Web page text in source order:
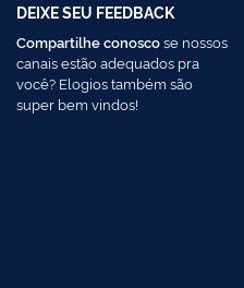
DEIXE SEU FEEDBACK
Compartilhe conoscose nossos
canais estão adequados pra
você? Elogios também são
super bem vindos!